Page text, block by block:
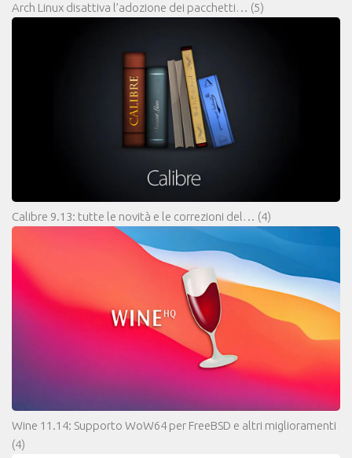
Arch Linux disattiva l’adozione dei pacchetti… (5)
Calibre 9.13: tutte le novità e le correzioni del… (4)
Wine 11.14: Supporto WoW64 per FreeBSD e altri miglioramenti
(4)